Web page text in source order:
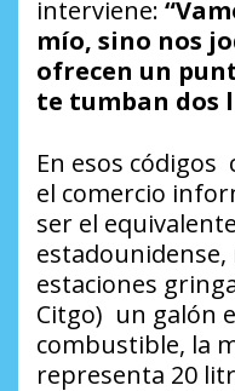
interviene:
mío, sino nos
ofrecen un
te tumban dos
En esos códigos
el comercio
ser el
estaciones
Citgo) un galón
combustible, la
representa 20